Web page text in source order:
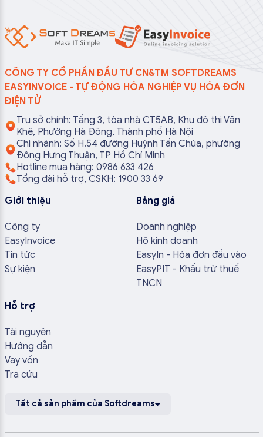
CÔNG TY CỔ PHẦN ĐẦU TƯ CN&TM SOFTDREAMS
EASYINVOICE - TỰ ĐỘNG HÓA NGHIỆP VỤ HÓA ĐƠN
ĐIỆN TỬ
Trụ sở chính: Tầng 3, tòa nhà CT5AB, Khu đô thị Văn
Khê, Phường Hà Đông, Thành phố Hà Nội
Chi nhánh: Số H.54 đường Huỳnh Tấn Chùa, phường
Đông Hưng Thuận, TP Hồ Chí Minh
Hotline mua hàng: 0986 633 426
Tổng đài hỗ trợ, CSKH: 1900 33 69
Giới thiệu
Công ty
EasyInvoice
Tin tức
Sự kiện
Bảng giá
Doanh nghiệp
Hộ kinh doanh
EasyIn - Hóa đơn đầu vào
EasyPIT - Khấu trừ thuế
TNCN
Hỗ trợ
Tài nguyên
Hướng dẫn
Vay vốn
Tra cứu
Tất cả sản phẩm của Softdreams